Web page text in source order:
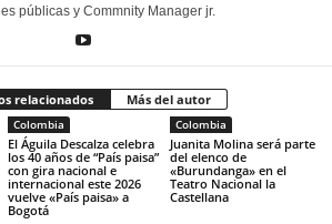
públicas y Commnity Manager jr.
relacionados Más del autor
Colombia
El Águila Descalza celebra
los 40 años de “País paisa”
con gira nacional e
internacional este 2026
vuelve «País paisa» a
Bogotá
Colombia
Juanita Molina será parte
del elenco de
«Burundanga» en el
Teatro Nacional la
Castellana